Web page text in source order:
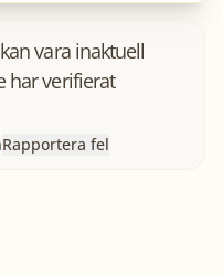
vara inaktuell
har verifierat
Rapportera fel